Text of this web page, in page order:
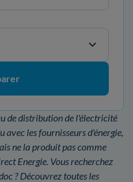
de distribution de l'électricité
avec les fournisseurs d'énergie,
ne la produit pas comme
Energie. Vous recherchez
? Découvrez toutes les